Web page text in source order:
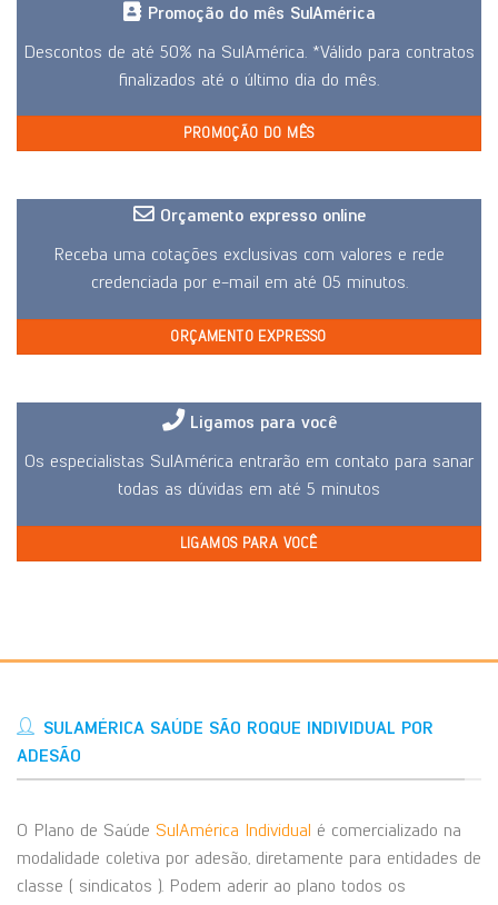
Promoção do mês SulAmérica
Descontos de até 50% na SulAmérica. *Válido para contratos
finalizados até o último dia do mês.
PROMOÇÃO DO MÊS
Orçamento expresso online
Receba uma cotações exclusivas com valores e rede
credenciada por e-mail em até 05 minutos.
ORÇAMENTO EXPRESSO
Ligamos para você
Os especialistas SulAmérica entrarão em contato para sanar
todas as dúvidas em até 5 minutos
LIGAMOS PARA VOCÊ
SULAMÉRICA SAÚDE SÃO ROQUE INDIVIDUAL POR
ADESÃO
O Plano de Saúde SulAmérica Individual é comercializado na
modalidade coletiva por adesão, diretamente para entidades de
classe ( sindicatos ). Podem aderir ao plano todos os